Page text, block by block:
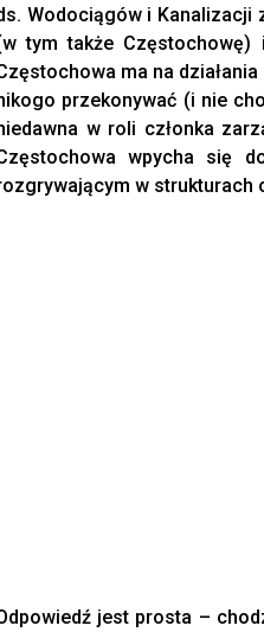
Wodociągów i
tym także
ma na
przekonywać (i nie
w roli członka
wpycha się
w strukturach
jest prosta –